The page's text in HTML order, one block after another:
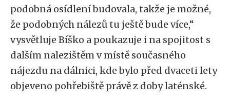
podobná osídlení budovala, takže je možné,
že podobných nálezů tu ještě bude více,“
vysvětluje Bíško a poukazuje i na spojitost s
dalším nalezištěm v místě současného
nájezdu na dálnici, kde bylo před dvaceti lety
objeveno pohřebiště právě z doby laténské.